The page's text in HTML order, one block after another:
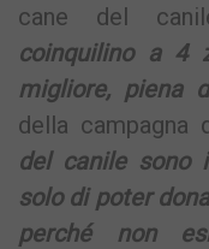
cane del
coinquilino a 4
migliore, piena
della campagna
del canile sono
solo di poter
perché non